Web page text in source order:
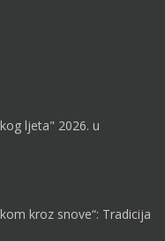
ljeta" 2026. u
kroz snove“: Tradicija